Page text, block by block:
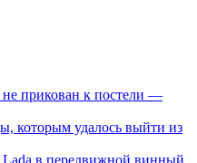
прикован к постели —
которым удалось выйти из
в передвижной винный